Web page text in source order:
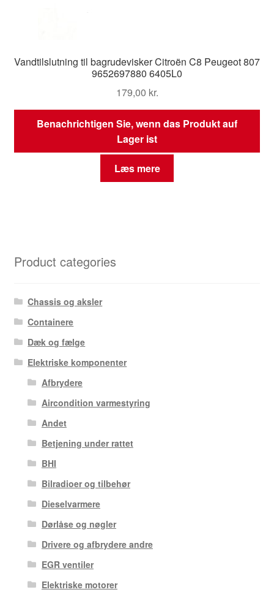
Vandtilslutning til bagrudevisker Citroën C8 Peugeot 807
9652697880 6405L0
179,00 kr.
Benachrichtigen Sie, wenn das Produkt auf
Lager ist
Læs mere
Product categories
Chassis og aksler
Containere
Dæk og fælge
Elektriske komponenter
Afbrydere
Aircondition varmestyring
Andet
Betjening under rattet
BHI
Bilradioer og tilbehør
Dieselvarmere
Dørlåse og nøgler
Drivere og afbrydere andre
EGR ventiler
Elektriske motorer